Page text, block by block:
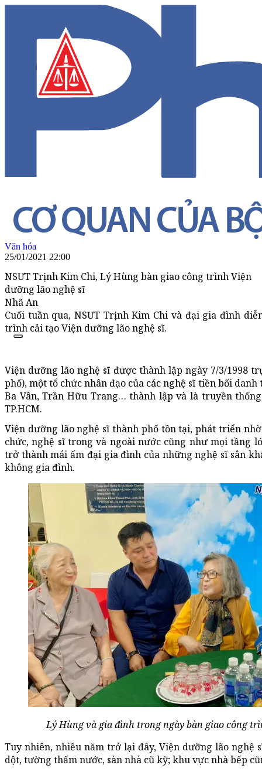
Văn hóa
25/01/2021 22:00
NSƯT Trịnh Kim Chi, Lý Hùng bàn giao công trình Viện
dưỡng lão nghệ sĩ
Nhã An
Cuối tuần qua, NSƯT Trịnh Kim Chi và đại gia đình
trình cải tạo Viện dưỡng lão nghệ sĩ.
Viện dưỡng lão nghệ sĩ được thành lập ngày 7/3/1998
phố), một tổ chức nhân đạo của các nghệ sĩ tiền bối
Ba Vân, Trần Hữu Trang… thành lập và là truyền
TP.HCM.
Viện dưỡng lão nghệ sĩ thành phố tồn tại, phát triển
chức, nghệ sĩ trong và ngoài nước cũng như mọi tầng
trở thành mái ấm đại gia đình của những nghệ sĩ sân
không gia đình.
Lý Hùng và gia đình trong ngày bàn giao công
Tuy nhiên, nhiều năm trở lại đây, Viện dưỡng lão nghệ
dột, tường thấm nước, sàn nhà cũ kỹ; khu vực nhà bếp